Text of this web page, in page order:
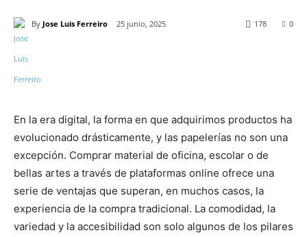
By Jose Luis Ferreiro 25 junio, 2025 0
178
En la era digital, la forma en que adquirimos productos ha
evolucionado drásticamente, y las papelerías no son una
excepción. Comprar material de oficina, escolar o de
bellas artes a través de plataformas online ofrece una
serie de ventajas que superan, en muchos casos, la
experiencia de la compra tradicional. La comodidad, la
variedad y la accesibilidad son solo algunos de los pilares